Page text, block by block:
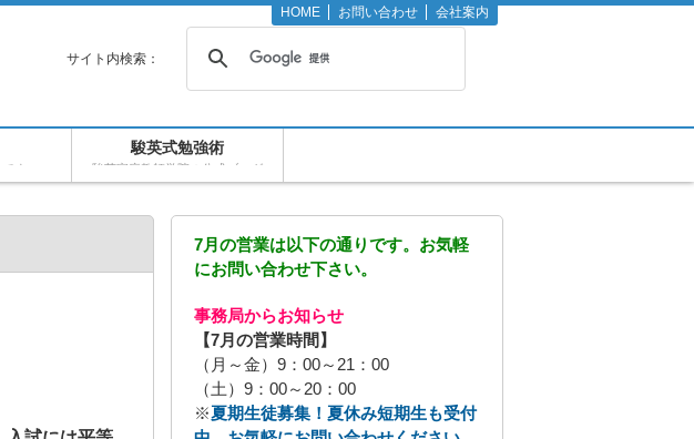
サイト内検索：
す
駿英式勉強術
駿英家庭教師学院の公式ブログ
HOME お問い合わせ 会社案内
7月の営業は以下の通りです。お気軽
にお問い合わせ下さい。
事務局からお知らせ
【7月の営業時間】
（月～金）9：00～21：00
（土）9：00～20：00
※夏期生徒募集！夏休み短期生も受付